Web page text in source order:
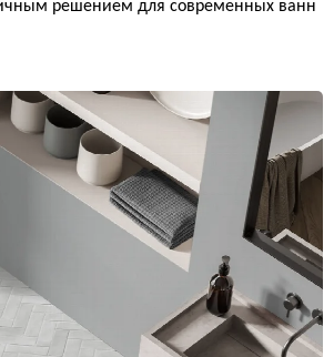
решением для современных ванн